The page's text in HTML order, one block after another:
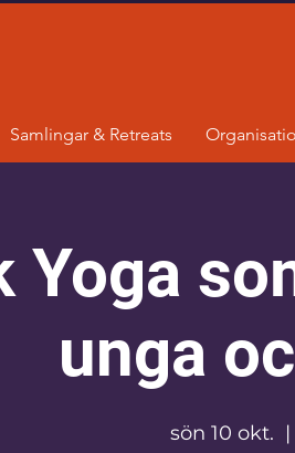
Samlingar & Retreats
Yoga
unga
sön 10 okt.
  |